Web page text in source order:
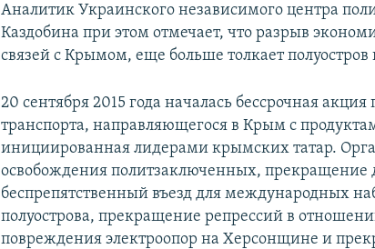
Аналитик Украинского независимого центра
Каздобина при этом отмечает, что разрыв
связей с Крымом, еще больше толкает
20 сентября 2015 года началась бессрочная
транспорта, направляющегося в Крым с
инициированная лидерами крымских татар.
освобождения политзаключенных,
беспрепятственный въезд для международных
полуострова, прекращение репрессий в
повреждения электроопор на Херсонщине и